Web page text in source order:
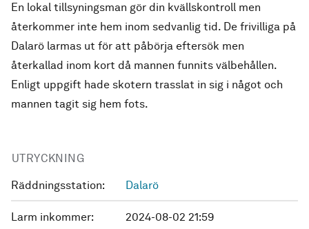
En lokal tillsyningsman gör din kvällskontroll men
återkommer inte hem inom sedvanlig tid. De frivilliga på
Dalarö larmas ut för att påbörja eftersök men
återkallad inom kort då mannen funnits välbehållen.
Enligt uppgift hade skotern trasslat in sig i något och
mannen tagit sig hem fots.
UTRYCKNING
Räddningsstation: Dalarö
Larm inkommer: 2024-08-02 21:59